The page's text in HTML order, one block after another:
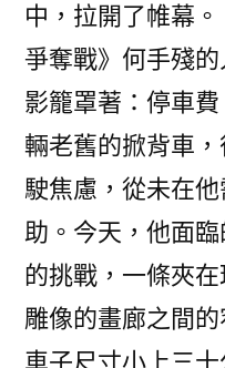
中，拉開了帷幕
爭奪戰》何手殘
影籠罩著：停車
輛老舊的掀背車
駛焦慮，從未在
助。今天，他面
的挑戰，一條夾
雕像的畫廊之間
車子尺寸小上三